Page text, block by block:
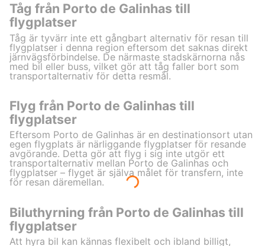
Tåg från Porto de Galinhas till
flygplatser
Tåg är tyvärr inte ett gångbart alternativ för resan till
flygplatser i denna region eftersom det saknas direkt
järnvägsförbindelse. De närmaste stadskärnorna nås
med bil eller buss, vilket gör att tåg faller bort som
transportalternativ för detta resmål.
Flyg från Porto de Galinhas till
flygplatser
Eftersom Porto de Galinhas är en destinationsort utan
egen flygplats är närliggande flygplatser för resande
avgörande. Detta gör att flyg i sig inte utgör ett
transportalternativ mellan Porto de Galinhas och
flygplatser – flyget är själva målet för transfern, inte
för resan däremellan.
Biluthyrning från Porto de Galinhas till
flygplatser
Att hyra bil kan kännas flexibelt och ibland billigt,